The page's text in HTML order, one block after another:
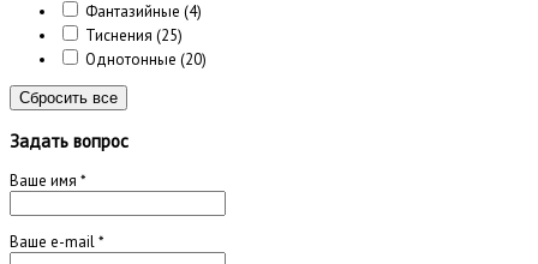
Фантазийные (4)
Тиснения (25)
Однотонные (20)
Сбросить все
Задать вопрос
Ваше имя *
Ваше e-mail*